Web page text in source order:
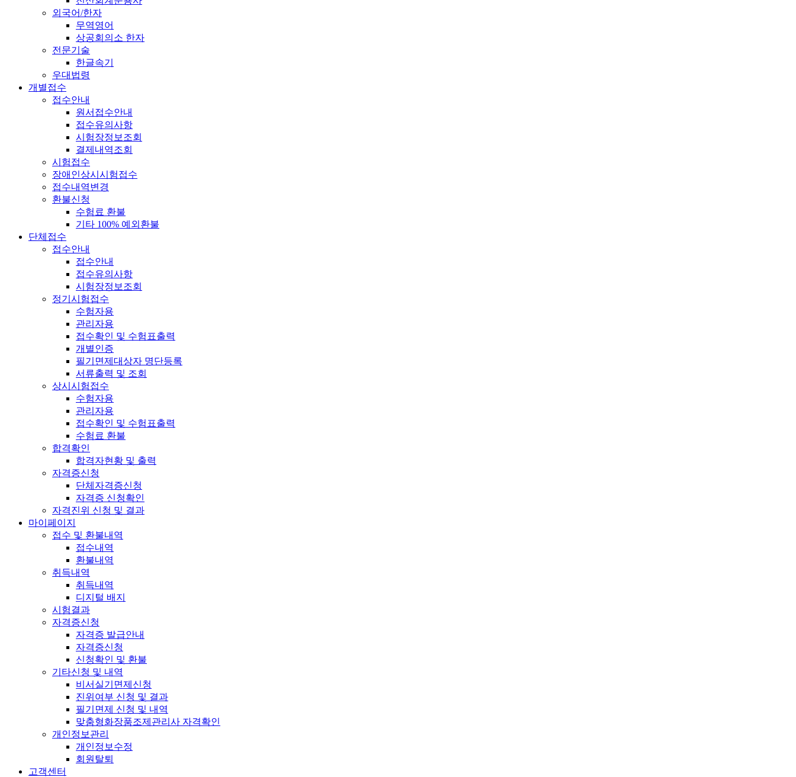
외국어/한자
무역영어
상공회의소 한자
전문기술
한글속기
우대법령
개별접수
접수안내
원서접수안내
접수유의사항
시험장정보조회
결제내역조회
시험접수
장애인상시시험접수
접수내역변경
환불신청
수험료 환불
기타 100% 예외환불
단체접수
접수안내
접수안내
접수유의사항
시험장정보조회
정기시험접수
수험자용
관리자용
접수확인 및 수험표출력
개별인증
필기면제대상자 명단등록
서류출력 및 조회
상시시험접수
수험자용
관리자용
접수확인 및 수험표출력
수험료 환불
합격확인
합격자현황 및 출력
자격증신청
단체자격증신청
자격증 신청확인
자격진위 신청 및 결과
마이페이지
접수 및 환불내역
접수내역
환불내역
취득내역
취득내역
디지털 배지
시험결과
자격증신청
자격증 발급안내
자격증신청
신청확인 및 환불
기타신청 및 내역
비서실기면제신청
진위여부 신청 및 결과
필기면제 신청 및 내역
맞춤형화장품조제관리사 자격확인
개인정보관리
개인정보수정
회원탈퇴
고객센터